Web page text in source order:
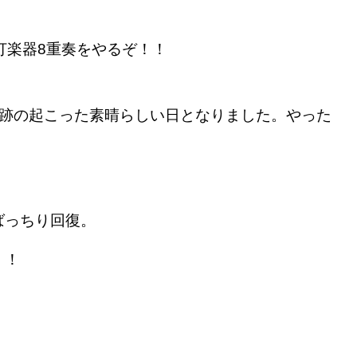
器8重奏をやるぞ！！
起こった素晴らしい日となりました。やった
ちり回復。